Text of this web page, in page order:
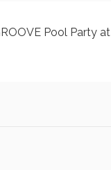
Pool Party at